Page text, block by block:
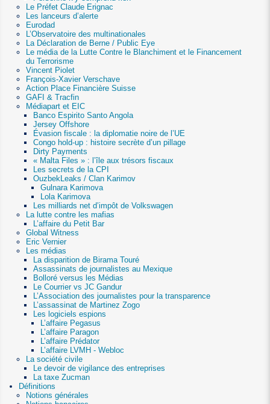
Le Préfet Claude Erignac
Les lanceurs d’alerte
Eurodad
L’Observatoire des multinationales
La Déclaration de Berne / Public Eye
Le média de la Lutte Contre le Blanchiment et le Financement
du Terrorisme
Vincent Piolet
François-Xavier Verschave
Action Place Financière Suisse
GAFI & Tracfin
Médiapart et EIC
Banco Espirito Santo Angola
Jersey Offshore
Évasion fiscale : la diplomatie noire de l’UE
Congo hold-up : histoire secrète d’un pillage
Dirty Payments
« Malta Files » : l’île aux trésors fiscaux
Les secrets de la CPI
OuzbekLeaks / Clan Karimov
Gulnara Karimova
Lola Karimova
Les milliards net d’impôt de Volkswagen
La lutte contre les mafias
L’affaire du Petit Bar
Global Witness
Eric Vernier
Les médias
La disparition de Birama Touré
Assassinats de journalistes au Mexique
Bolloré versus les Médias
Le Courrier vs JC Gandur
L’Association des journalistes pour la transparence
L’assassinat de Martinez Zogo
Les logiciels espions
L’affaire Pegasus
L’affaire Paragon
L’affaire Prédator
L’affaire LVMH - Webloc
La société civile
Le devoir de vigilance des entreprises
La taxe Zucman
Définitions
Notions générales